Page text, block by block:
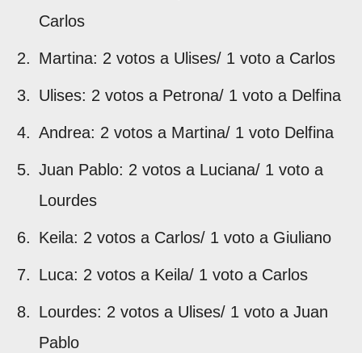
Carlos
Martina: 2 votos a Ulises/ 1 voto a Carlos
Ulises: 2 votos a Petrona/ 1 voto a Delfina
Andrea: 2 votos a Martina/ 1 voto Delfina
Juan Pablo: 2 votos a Luciana/ 1 voto a
Lourdes
Keila: 2 votos a Carlos/ 1 voto a Giuliano
Luca: 2 votos a Keila/ 1 voto a Carlos
Lourdes: 2 votos a Ulises/ 1 voto a Juan
Pablo